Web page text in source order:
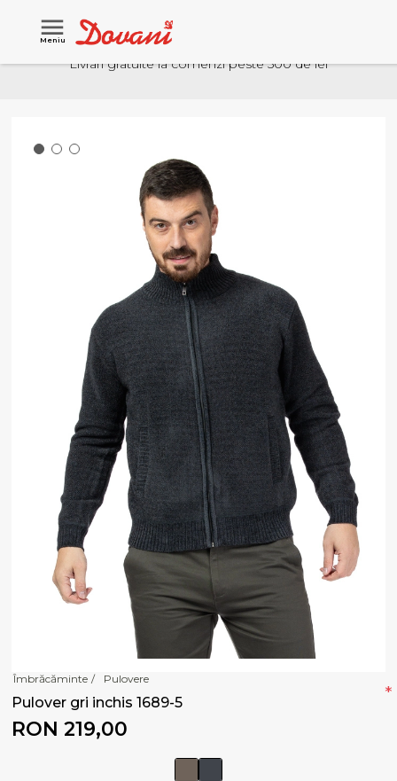
Meniu
Livrari gratuite la comenzi peste 500 de lei
Îmbrăcăminte / Pulovere
Pulover gri inchis 1689-5
RON 219,00
*